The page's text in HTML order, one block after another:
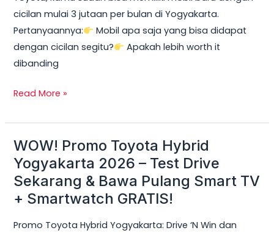
cicilan mulai 3 jutaan per bulan di Yogyakarta.
Pertanyaannya:
Mobil apa saja yang bisa didapat
dengan cicilan segitu?
Apakah lebih worth it
dibanding
Mulai
3
Jutaan,
DP
&
Read More »
WOW! Promo Toyota Hybrid
Yogyakarta 2026 – Test Drive
Sekarang & Bawa Pulang Smart TV
+ Smartwatch GRATIS!
Promo Toyota Hybrid Yogyakarta: Drive ‘N Win dan
WOW!
Promo
Toyota
Hybrid
2026